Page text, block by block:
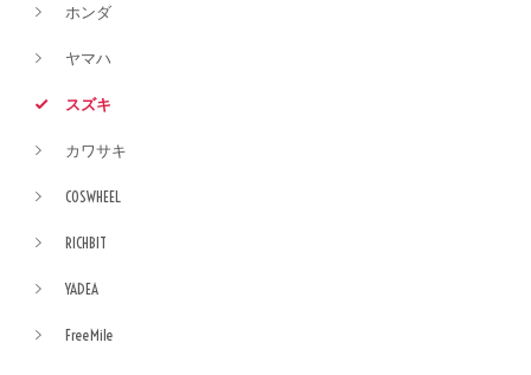
ホンダ
ヤマハ
スズキ
カワサキ
COSWHEEL
RICHBIT
YADEA
FreeMile